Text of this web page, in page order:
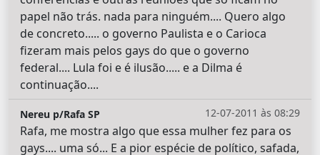
papel não trás. nada para ninguém.... Quero algo
de concreto..... o governo Paulista e o Carioca
fizeram mais pelos gays do que o governo
federal.... Lula foi e é ilusão..... e a Dilma é
continuação....
12-07-2011 às 08:29
Nereu p/Rafa SP
Rafa, me mostra algo que essa mulher fez para os
gays.... uma só... E a pior espécie de político, safada,